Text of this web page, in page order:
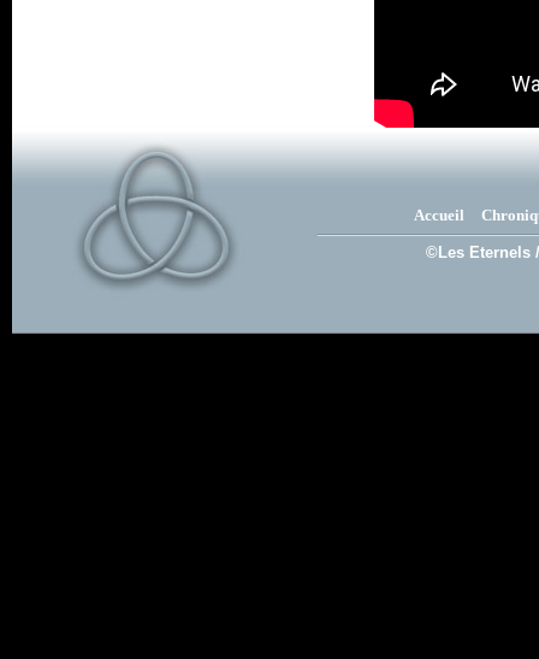
Accueil
©Les Eternels